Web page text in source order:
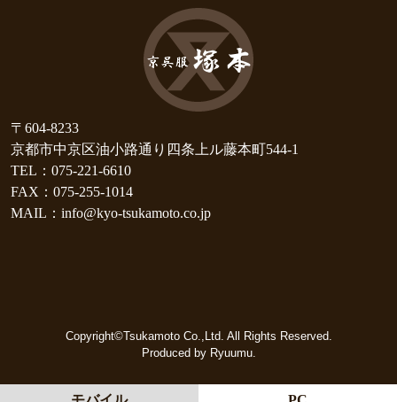
〒604-8233
京都市中京区油小路通り四条上ル藤本町544-1
TEL：075-221-6610
FAX：075-255-1014
MAIL：info@kyo-tsukamoto.co.jp
Copyright©Tsukamoto Co.,Ltd. All Rights Reserved.
Produced by Ryuumu.